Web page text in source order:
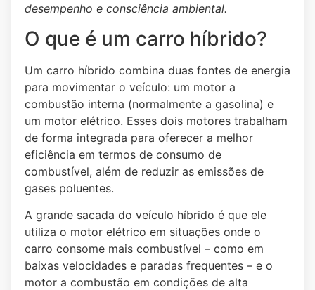
desempenho e consciência ambiental.
O que é um carro híbrido?
Um carro híbrido combina duas fontes de energia
para movimentar o veículo: um motor a
combustão interna (normalmente a gasolina) e
um motor elétrico. Esses dois motores trabalham
de forma integrada para oferecer a melhor
eficiência em termos de consumo de
combustível, além de reduzir as emissões de
gases poluentes.
A grande sacada do veículo híbrido é que ele
utiliza o motor elétrico em situações onde o
carro consome mais combustível – como em
baixas velocidades e paradas frequentes – e o
motor a combustão em condições de alta